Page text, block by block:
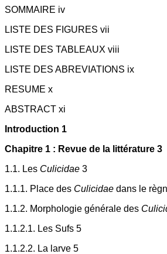
SOMMAIRE iv
LISTE DES FIGURES vii
LISTE DES TABLEAUX viii
LISTE DES ABREVIATIONS ix
RESUME x
ABSTRACT xi
Introduction 1
Chapitre 1 : Revue de la littérature 3
1.1. Les Culicidae 3
1.1.1. Place des Culicidae dans le
1.1.2. Morphologie générale des
1.1.2.1. Les Sufs 5
1.1.2.2. La larve 5